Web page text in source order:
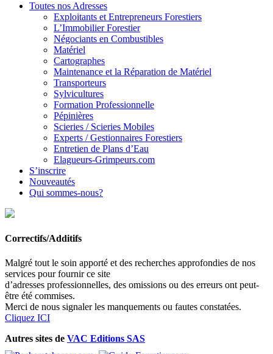
Toutes nos Adresses
Exploitants et Entrepreneurs Forestiers
L’Immobilier Forestier
Négociants en Combustibles
Matériel
Cartographes
Maintenance et la Réparation de Matériel
Transporteurs
Sylvicultures
Formation Professionnelle
Pépinières
Scieries / Scieries Mobiles
Experts / Gestionnaires Forestiers
Entretien de Plans d’Eau
Elagueurs-Grimpeurs.com
S’inscrire
Nouveautés
Qui sommes-nous?
Correctifs/Additifs
Malgré tout le soin apporté et des recherches approfondies de nos
services pour fournir ce site
d’adresses professionnelles, des omissions ou des erreurs ont peut-
être été commises.
Merci de nous signaler les manquements ou fautes constatées.
Cliquez ICI
Autres sites de VAC Editions SAS